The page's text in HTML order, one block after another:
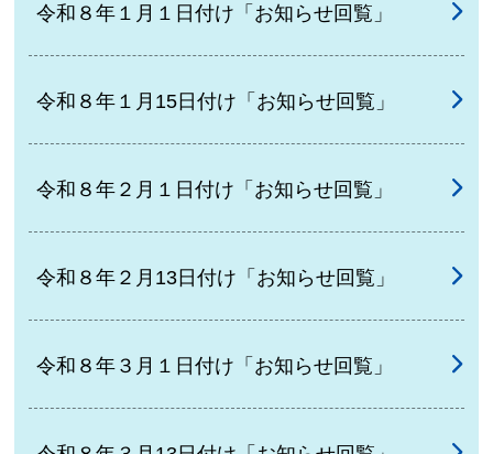
令和８年１月１日付け「お知らせ回覧」
令和８年１月15日付け「お知らせ回覧」
令和８年２月１日付け「お知らせ回覧」
令和８年２月13日付け「お知らせ回覧」
令和８年３月１日付け「お知らせ回覧」